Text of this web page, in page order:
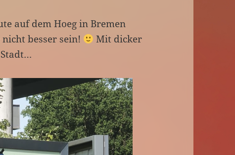
auf dem Hoeg in Bremen
besser sein!
Mit dicker